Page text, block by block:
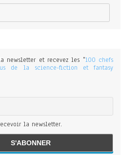
newsletter et recevez les "100 chefs
de la science-fiction et fantasy
la newsletter.